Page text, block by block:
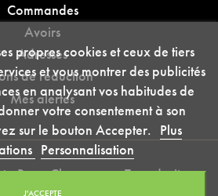
Commandes
Avoirs
Adresses
de réduction
Mes alertes
propres cookies et ceux de tiers
et vous montrer des publicités
en analysant vos habitudes de
votre consentement à son
sur le bouton Accepter. Plus
Personnalisation
J'ACCEPTE
Roux Chaussures - Tous droits